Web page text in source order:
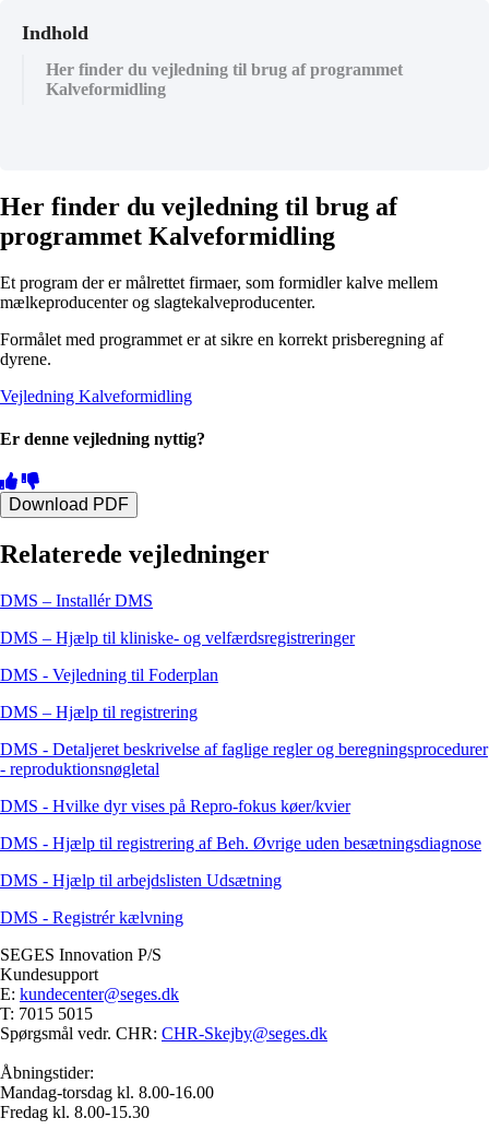
Indhold
Her finder du vejledning til brug af programmet
Kalveformidling
Her finder du vejledning til brug af
programmet Kalveformidling
Et program der er målrettet firmaer, som formidler kalve mellem
mælkeproducenter og slagtekalveproducenter.
Formålet med programmet er at sikre en korrekt prisberegning af
dyrene.
Vejledning Kalveformidling
Er denne vejledning nyttig?
Download PDF
Relaterede vejledninger
DMS – Installér DMS
DMS – Hjælp til kliniske- og velfærdsregistreringer
DMS - Vejledning til Foderplan
DMS – Hjælp til registrering
DMS - Detaljeret beskrivelse af faglige regler og beregningsprocedurer
- reproduktionsnøgletal
DMS - Hvilke dyr vises på Repro-fokus køer/kvier
DMS - Hjælp til registrering af Beh. Øvrige uden besætningsdiagnose
DMS - Hjælp til arbejdslisten Udsætning
DMS - Registrér kælvning
SEGES Innovation P/S
Kundesupport
E: kundecenter@seges.dk
T: 7015 5015
Spørgsmål vedr. CHR: CHR-Skejby@seges.dk
Åbningstider:
Mandag-torsdag kl. 8.00-16.00
Fredag kl. 8.00-15.30